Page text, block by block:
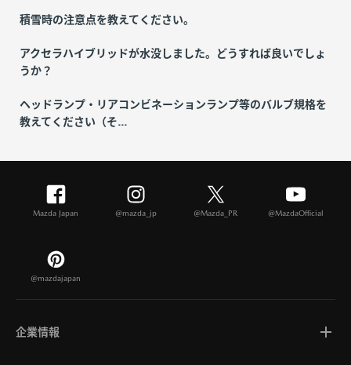
積雪時の注意点を教えてください。
アクセラハイブリッドが水没しました。どうすれば良いでしょ
うか？
ヘッドランプ・リアコンビネーションランプ等のバルブ規格を
教えてください（そ...
Mazda Japan @mazda_jp @Mazda_PR @MazdaOfficial
@mazdajapan
企業情報